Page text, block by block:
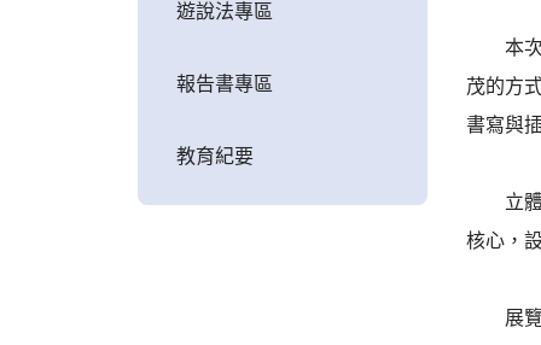
遊說法專區
報告書專區
教育紀要
本次展
茂的方
書寫與
立體作
核心，
展覽期